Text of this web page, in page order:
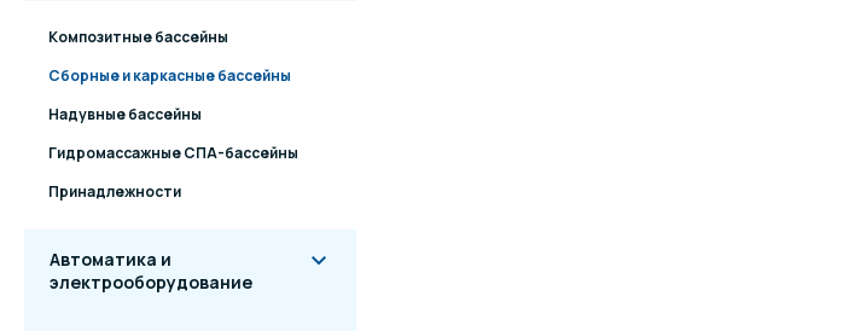
Композитные бассейны
Сборные и каркасные бассейны
Надувные бассейны
Гидромассажные СПА-бассейны
Принадлежности
Автоматика и
электрооборудование